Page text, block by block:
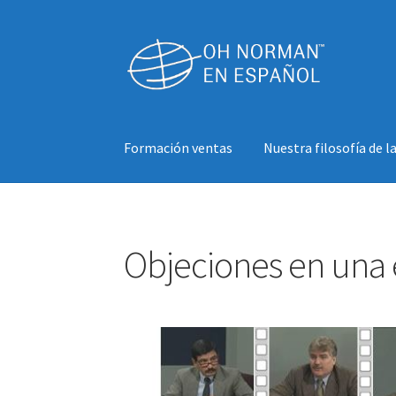
Formación ventas Nuestra filosofía de
Nuestra filosofía de la formación
Objeciones en una